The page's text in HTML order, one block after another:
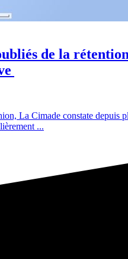
de la rétention
La Cimade constate depuis
...